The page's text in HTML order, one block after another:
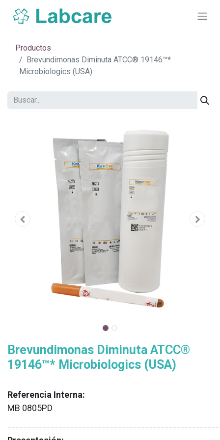
Productos
Brevundimonas Diminuta ATCC® 19146™*
Microbiologics (USA)
Brevundimonas Diminuta ATCC®
19146™* Microbiologics (USA)
Referencia Interna:
MB 0805PD